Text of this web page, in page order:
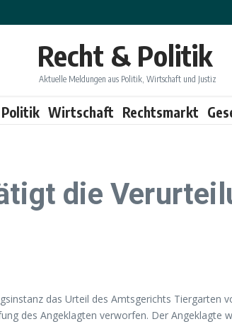
Recht & Politik
Aktuelle Meldungen aus Politik, Wirtschaft und Justiz
Politik Wirtschaft Rechtsmarkt
die
das Urteil des Amtsgerichts Tiergarten
des Angeklagten verworfen. Der Angeklagte